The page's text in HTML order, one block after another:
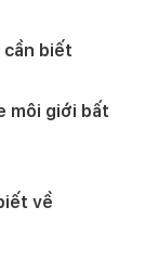
cần biết
môi giới bất
về